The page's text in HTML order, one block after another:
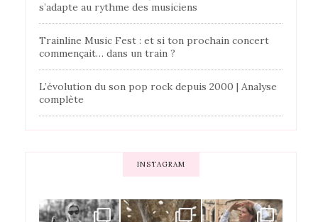
s’adapte au rythme des musiciens
Trainline Music Fest : et si ton prochain concert
commençait… dans un train ?
L’évolution du son pop rock depuis 2000 | Analyse
complète
INSTAGRAM